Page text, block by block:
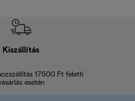
Kiszállítás
17500 Ft feletti
esetén